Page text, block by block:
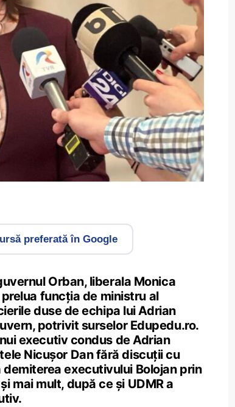
preferată în Google
Orban, liberala Monica
funcția de ministru al
duse de echipa lui Adrian
potrivit surselor Edupedu.ro.
executiv condus de Adrian
Nicușor Dan fără discuții cu
executivului Bolojan prin
mai mult, după ce și UDMR a